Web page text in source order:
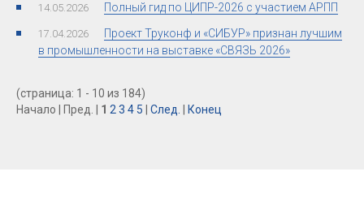
14.05.2026 Полный гид по ЦИПР-2026 с участием АРПП
17.04.2026
Проект Труконф и «СИБУР» признан лучшим
в промышленности на выставке «СВЯЗЬ 2026»
(страница: 1 - 10 из 184)
Начало | Пред. | 1 23 4 5 След. Конец